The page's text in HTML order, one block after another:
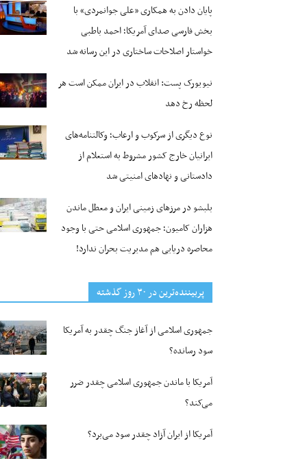
پایان دادن به همکاری «علی جوانمردی» با
بخش فارسی صدای آمریکا؛ احمد باطبی
خواستار اصلاحات ساختاری در این رسانه شد
نیویورک پست: انقلاب در ایران ممکن است هر
لحظه رخ دهد
نوع دیگری از سرکوب و ارعاب؛ وکالتنامه‌های
ایرانیان خارج کشور مشروط به استعلام از
دادستانی و نهادهای امنیتی شد
بلبشو در مرزهای زمینی ایران و معطل ماندن
هزاران کامیون؛ جمهوری اسلامی حتی با وجود
محاصره دریایی هم مدیریت بحران ندارد!
پربیننده‌ترین‌ در ۳۰ روز گذشته
جمهوری اسلامی از آغاز جنگ چقدر به آمریکا
سود رسانده؟
آمریکا با ماندن جمهوری اسلامی چقدر ضرر
می‌کند؟
آمریکا از ایران آزاد چقدر سود می‌برد؟